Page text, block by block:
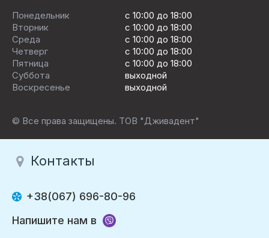
Понедельник
с 10:00 до 18:00
Вторник
с 10:00 до 18:00
Среда
с 10:00 до 18:00
Четверг
с 10:00 до 18:00
Пятница
c 10:00 до 18:00
Суббота
выходной
Воскресенье
выходной
© Все права защищены. ТОВ "Дживадент"
Контакты
+38(067) 696-80-96
Напишите нам в